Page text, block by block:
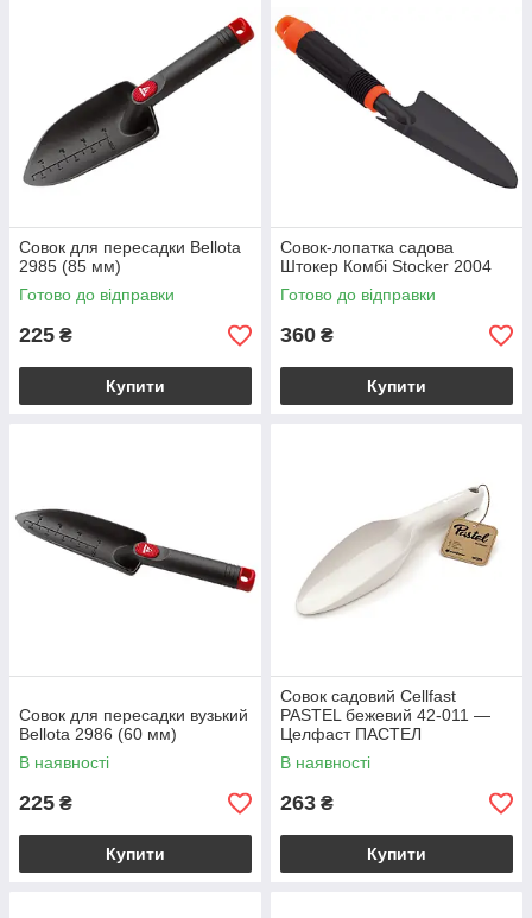
Совок для пересадки Bellota
2985 (85 мм)
Готово до відправки
225 ₴
Купити
Совок-лопатка садова
Штокер Комбі Stocker 2004
Готово до відправки
360 ₴
Купити
Совок для пересадки вузький
Bellota 2986 (60 мм)
В наявності
225 ₴
Купити
Совок садовий Cellfast
PASTEL бежевий 42-011 —
Целфаст ПАСТЕЛ
В наявності
263 ₴
Купити